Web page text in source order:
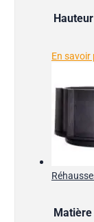
Hauteur
En savoir
Matière